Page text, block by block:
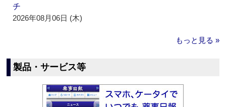
チ
2026年08月06日 (木)
もっと見る »
製品・サービス等